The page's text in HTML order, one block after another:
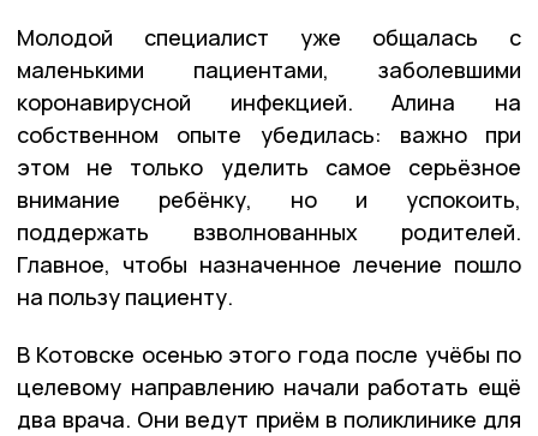
Молодой специалист уже общалась с
маленькими пациентами, заболевшими
коронавирусной инфекцией. Алина на
собственном опыте убедилась: важно при
этом не только уделить самое серьёзное
внимание ребёнку, но и успокоить,
поддержать взволнованных родителей.
Главное, чтобы назначенное лечение пошло
на пользу пациенту.
В Котовске осенью этого года после учёбы по
целевому направлению начали работать ещё
два врача. Они ведут приём в поликлинике для